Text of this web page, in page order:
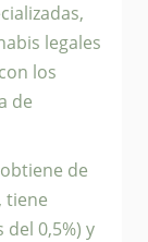
legales
los
de
de
tiene
0,5%) y